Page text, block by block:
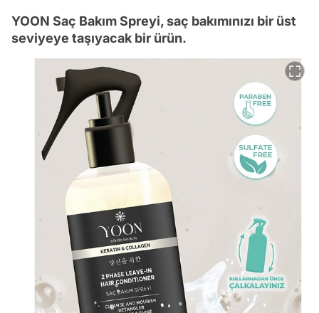
YOON Saç Bakım Spreyi, saç bakımınızı bir üst
seviyeye taşıyacak bir ürün.